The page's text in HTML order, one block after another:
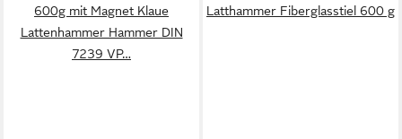
600g mit Magnet Klaue
Lattenhammer Hammer DIN
7239 VP…
Latthammer Fiberglasstiel 600 g